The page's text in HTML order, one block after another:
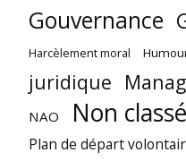
Gouvernance
Harcèlement moral
juridique
NAO Non classé
Plan de départ